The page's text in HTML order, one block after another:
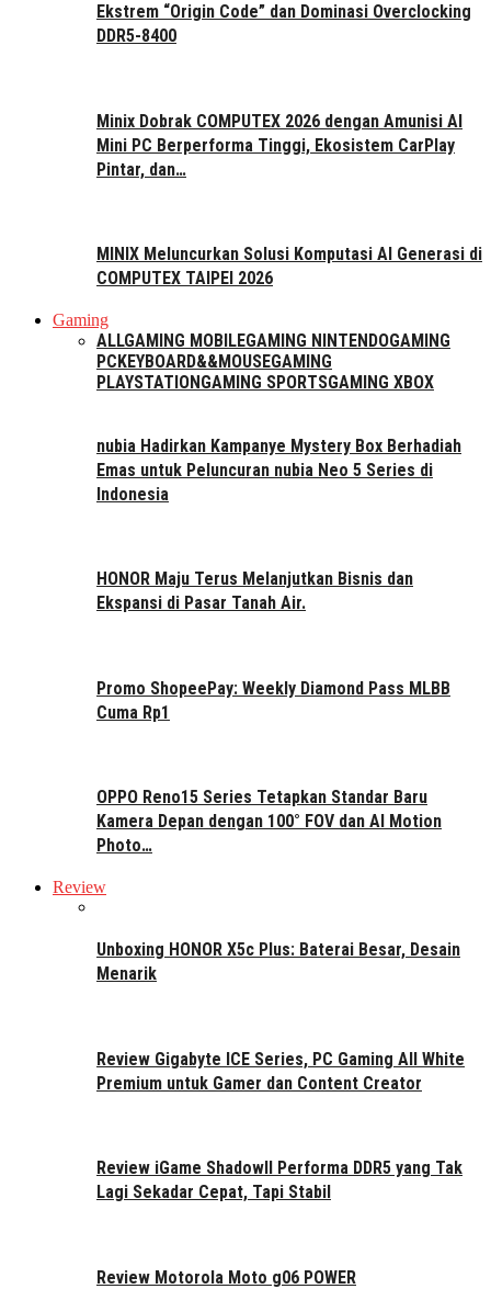
Ekstrem “Origin Code” dan Dominasi Overclocking
DDR5-8400
Minix Dobrak COMPUTEX 2026 dengan Amunisi AI
Mini PC Berperforma Tinggi, Ekosistem CarPlay
Pintar, dan…
MINIX Meluncurkan Solusi Komputasi AI Generasi di
COMPUTEX TAIPEI 2026
Gaming
ALLGAMING MOBILEGAMING NINTENDOGAMING
PCKEYBOARD&&MOUSEGAMING
PLAYSTATIONGAMING SPORTSGAMING XBOX
nubia Hadirkan Kampanye Mystery Box Berhadiah
Emas untuk Peluncuran nubia Neo 5 Series di
Indonesia
HONOR Maju Terus Melanjutkan Bisnis dan
Ekspansi di Pasar Tanah Air.
Promo ShopeePay: Weekly Diamond Pass MLBB
Cuma Rp1
OPPO Reno15 Series Tetapkan Standar Baru
Kamera Depan dengan 100° FOV dan AI Motion
Photo…
Review
Unboxing HONOR X5c Plus: Baterai Besar, Desain
Menarik
Review Gigabyte ICE Series, PC Gaming All White
Premium untuk Gamer dan Content Creator
Review iGame ShadowII Performa DDR5 yang Tak
Lagi Sekadar Cepat, Tapi Stabil
Review Motorola Moto g06 POWER